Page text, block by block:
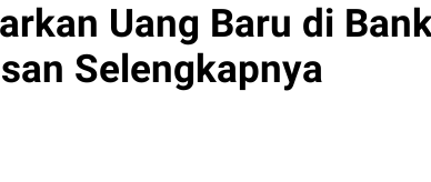
Uang Baru di
Selengkapnya